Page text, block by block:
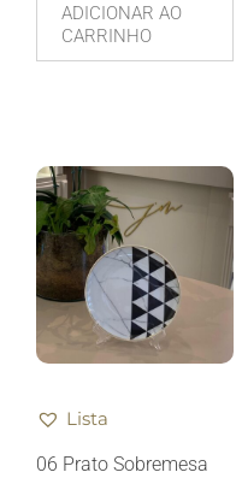
ADICIONAR AO
CARRINHO
Lista
06 Prato Sobremesa